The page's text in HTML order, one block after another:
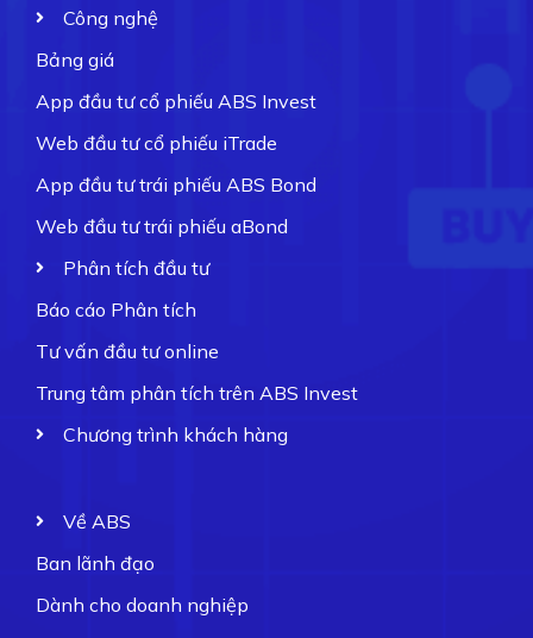
Công nghệ
Bảng giá
App đầu tư cổ phiếu ABS Invest
Web đầu tư cổ phiếu iTrade
App đầu tư trái phiếu ABS Bond
Web đầu tư trái phiếu aBond
Phân tích đầu tư
Báo cáo Phân tích
Tư vấn đầu tư online
Trung tâm phân tích trên ABS Invest
Chương trình khách hàng
Về ABS
Ban lãnh đạo
Dành cho doanh nghiệp